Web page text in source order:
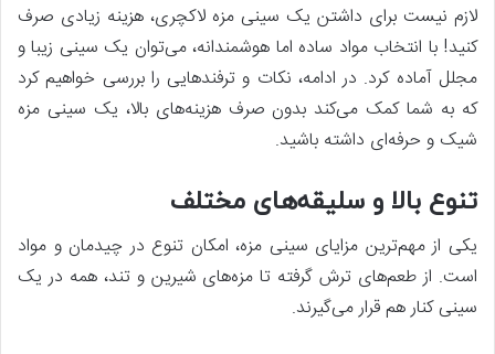
لازم نیست برای داشتن یک سینی مزه لاکچری، هزینه زیادی صرف
کنید! با انتخاب مواد ساده اما هوشمندانه، می‌توان یک سینی زیبا و
مجلل آماده کرد. در ادامه، نکات و ترفندهایی را بررسی خواهیم کرد
که به شما کمک می‌کند بدون صرف هزینه‌های بالا، یک سینی مزه
شیک و حرفه‌ای داشته باشید.
تنوع بالا و سلیقه‌های مختلف
یکی از مهم‌ترین مزایای سینی مزه، امکان تنوع در چیدمان و مواد
است. از طعم‌های ترش گرفته تا مزه‌های شیرین و تند، همه در یک
سینی کنار هم قرار می‌گیرند.